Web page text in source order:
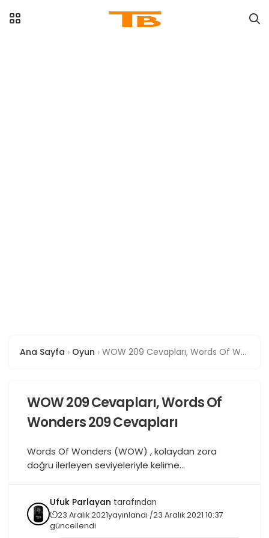
Ana Sayfa Oyun WOW 209 Cevapları, Words Of Wonders 209 Cevapları
WOW 209 Cevapları, Words Of
Wonders 209 Cevapları
Words Of Wonders (WOW) , kolaydan zora
doğru ilerleyen seviyeleriyle kelime
harflerden kelime üreterek oyun bölümlerini
geçmeniz gerekmektedir. Güzel ve bir o kadar
da eğlenceli bir kelime bulma oyunu olan Words
Ufuk Parlayan tarafından
23 Aralık 2021yayınlandı /23 Aralık 2021 10:37
güncellendi